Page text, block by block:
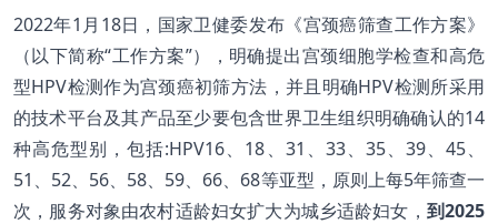
2022年1月18日，国家卫健委发布《宫颈癌筛查工作方案》
（以下简称“工作方案”），明确提出宫颈细胞学检查和高危
型HPV检测作为宫颈癌初筛方法，并且明确HPV检测所采用
的技术平台及其产品至少要包含世界卫生组织明确确认的14
种高危型别，包括:HPV16、18、31、33、35、39、45、
51、52、56、58、59、66、68等亚型，原则上每5年筛查一
次，服务对象由农村适龄妇女扩大为城乡适龄妇女， 到2025